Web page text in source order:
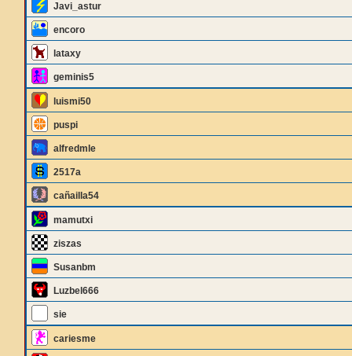
Javi_astur
encoro
lataxy
geminis5
luismi50
puspi
alfredmle
2517a
cañailla54
mamutxi
ziszas
Susanbm
Luzbel666
sie
cariesme